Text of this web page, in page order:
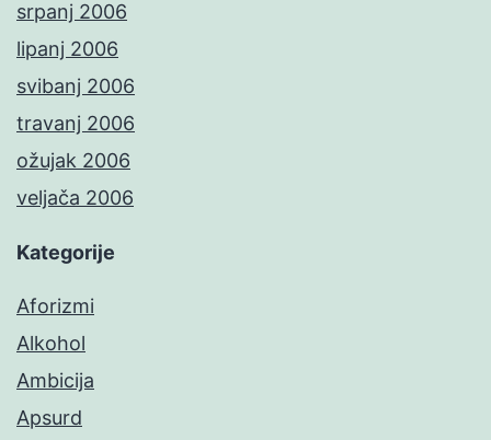
srpanj 2006
lipanj 2006
svibanj 2006
travanj 2006
ožujak 2006
veljača 2006
Kategorije
Aforizmi
Alkohol
Ambicija
Apsurd